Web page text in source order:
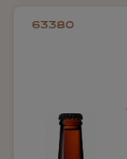
63380